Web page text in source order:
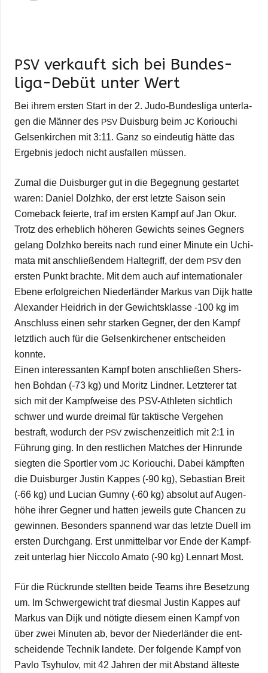
PSV ver­kauft sich bei Bun­des­
liga-Debüt unter Wert
Bei ihrem ers­ten Start in der 2. Judo-Bun­­des­­liga unter­la­
gen die Män­ner des PSV Duis­burg beim JC Koriou­chi
Gel­sen­kir­chen mit 3:11. Ganz so ein­deu­tig hätte das
Ergeb­nis jedoch nicht aus­fal­len müssen.
Zumal die Duis­bur­ger gut in die Begeg­nung gestar­tet
waren: Daniel Dolzhko, der erst letzte Sai­son sein
Come­back fei­erte, traf im ers­ten Kampf auf Jan Okur.
Trotz des erheb­lich höhe­ren Gewichts sei­nes Geg­ners
gelang Dolzhko bereits nach rund einer Minute ein Uchi-
mata mit anschlie­ßen­dem Hal­te­griff, der dem PSV den
ers­ten Punkt brachte. Mit dem auch auf inter­na­tio­na­ler
Ebene erfolg­rei­chen Nie­der­län­der Mar­kus van Dijk hatte
Alex­an­der Heid­rich in der Gewichts­klasse ‑100 kg im
Anschluss einen sehr star­ken Geg­ner, der den Kampf
letzt­lich auch für die Gel­sen­kir­che­ner ent­schei­den
konnte.
Einen inter­es­san­ten Kampf boten anschlie­ßen Shers­
hen Boh­dan (-73 kg) und Moritz Lind­ner. Letz­te­rer tat
sich mit der Kampf­weise des PSV-Ath­­le­­ten sicht­lich
schwer und wurde drei­mal für tak­ti­sche Ver­ge­hen
bestraft, wodurch der PSV zwi­schen­zeit­lich mit 2:1 in
Füh­rung ging. In den rest­li­chen Matches der Hin­runde
sieg­ten die Sport­ler vom JC Koriou­chi. Dabei kämpf­ten
die Duis­bur­ger Jus­tin Kap­pes (-90 kg), Sebas­tian Breit
(-66 kg) und Lucian Gumny (-60 kg) abso­lut auf Augen­
höhe ihrer Geg­ner und hat­ten jeweils gute Chan­cen zu
gewin­nen. Beson­ders span­nend war das letzte Duell im
ers­ten Durch­gang. Erst unmit­tel­bar vor Ende der Kampf­
zeit unter­lag hier Nic­colo Amato (-90 kg) Lenn­art Most.
Für die Rück­runde stell­ten beide Teams ihre Beset­zung
um. Im Schwer­ge­wicht traf dies­mal Jus­tin Kap­pes auf
Mar­kus van Dijk und nötigte die­sem einen Kampf von
über zwei Minu­ten ab, bevor der Nie­der­län­der die ent­
schei­dende Tech­nik lan­dete. Der fol­gende Kampf von
Pavlo Tsy­hulov, mit 42 Jah­ren der mit Abstand älteste